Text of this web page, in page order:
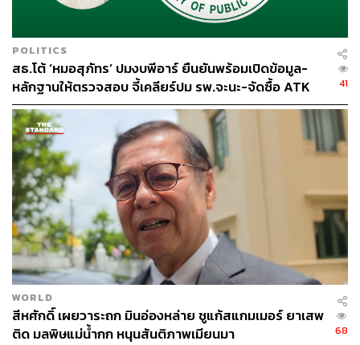
POLITICS
สธ.โต้ ‘หมอสุภัทร’ ปมงบพีอาร์ ยืนยันพร้อมเปิดข้อมูล-
หลักฐานให้ตรวจสอบ จี้เคลียร์ปม รพ.จะนะ-จัดซื้อ ATK
41
WORLD
สีหศักดิ์ เผยวาระถก มินอ่องหล่าย ชูแก้สแกมเมอร์ ยาเสพ
ติด มลพิษแม่น้ำกก หนุนสันติภาพเมียนมา
68